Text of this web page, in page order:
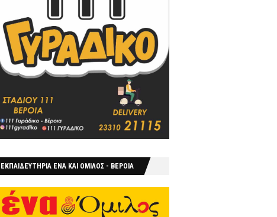
ΕΚΠΑΙΔΕΥΤΗΡΙΑ ΕΝΑ ΚΑΙ ΟΜΙΛΟΣ - ΒΕΡΟΙΑ